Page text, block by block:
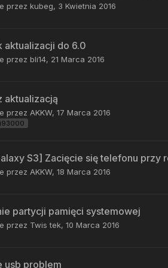
przez kubeg, 3 Kwietnia 2016
aktualizacji do 6.0
przez bli14, 21 Marca 2016
aktualizacją
przez AKKW, 17 Marca 2016
S3] Zacięcie się telefonu przy
przez AKKW, 18 Marca 2016
partycji pamięci systemowej
przez Twis tek, 10 Marca 2016
usb problem